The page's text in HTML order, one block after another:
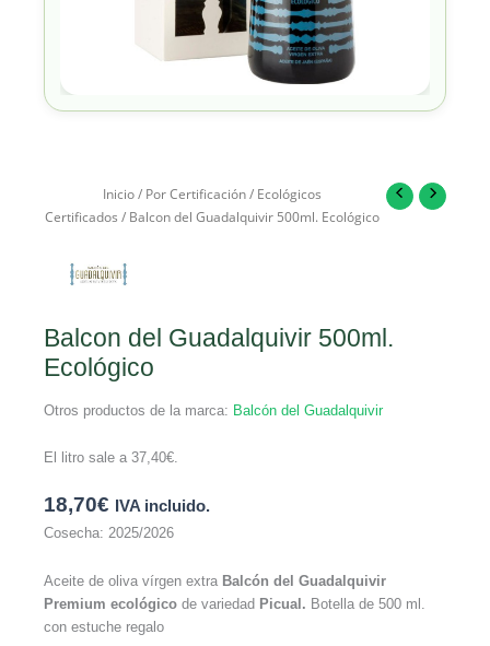
Inicio/ Por Certificación/ Ecológicos
Certificados / Balcon del Guadalquivir 500ml. Ecológico
Balcon del Guadalquivir 500ml.
Ecológico
Otros productos de la marca: Balcón del Guadalquivir
El litro sale a 37,40€.
18,70€ IVA incluido.
Cosecha: 2025/2026
Aceite de oliva vírgen extra Balcón del Guadalquivir
Premium ecológico de variedad Picual. Botella de 500 ml.
con estuche regalo